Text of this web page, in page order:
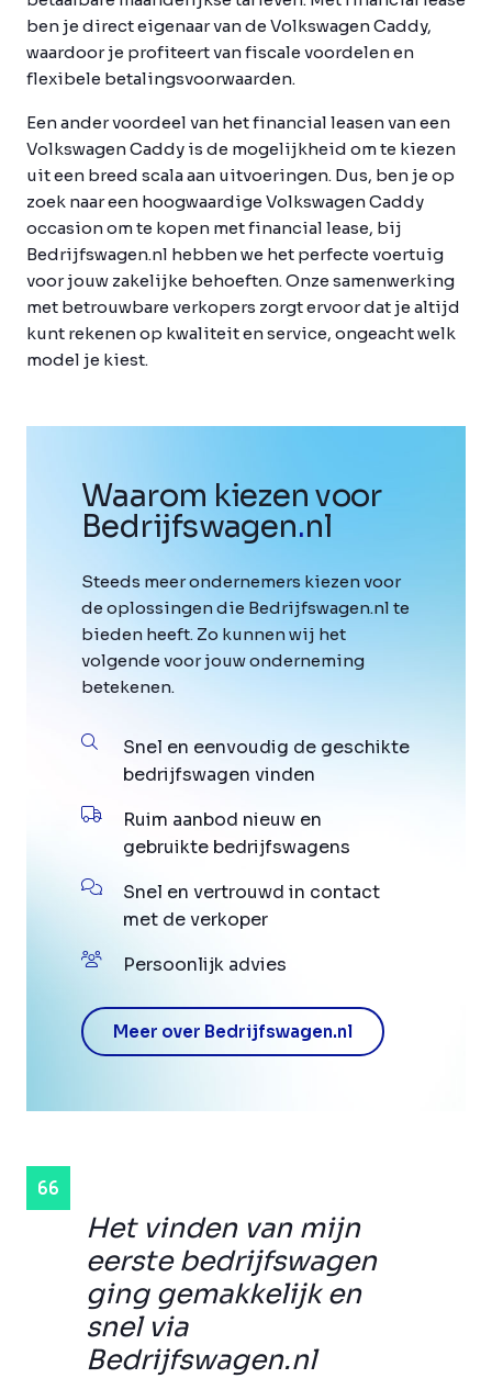
ben je direct eigenaar van de Volkswagen Caddy,
waardoor je profiteert van fiscale voordelen en
flexibele betalingsvoorwaarden.
Een ander voordeel van het financial leasen van een
Volkswagen Caddy is de mogelijkheid om te kiezen
uit een breed scala aan uitvoeringen. Dus, ben je op
zoek naar een hoogwaardige Volkswagen Caddy
occasion om te kopen met financial lease, bij
Bedrijfswagen.nl hebben we het perfecte voertuig
voor jouw zakelijke behoeften. Onze samenwerking
met betrouwbare verkopers zorgt ervoor dat je altijd
kunt rekenen op kwaliteit en service, ongeacht welk
model je kiest.
Het vinden van mijn
eerste bedrijfswagen
ging gemakkelijk en
snel via
Bedrijfswagen.nl
Waarom kiezen voor
Bedrijfswagen.nl
Steeds meer ondernemers kiezen voor
de oplossingen die Bedrijfswagen.nl te
bieden heeft. Zo kunnen wij het
volgende voor jouw onderneming
betekenen.
Snel en eenvoudig de geschikte
bedrijfswagen vinden
Ruim aanbod nieuw en
gebruikte bedrijfswagens
Snel en vertrouwd in contact
met de verkoper
Persoonlijk advies
Meer over Bedrijfswagen.nl